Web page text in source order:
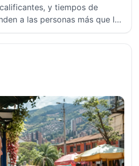
y tiempos de
a las personas más que los